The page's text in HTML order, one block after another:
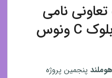
پروژه بقیه الله 5 تعاونی نامی
اریکه پارسیان (بلوک C ونوس
پنجمین پروژه